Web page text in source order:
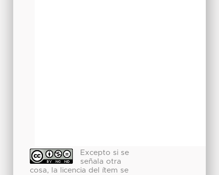
Excepto si se
señala otra
cosa, la licencia del ítem se